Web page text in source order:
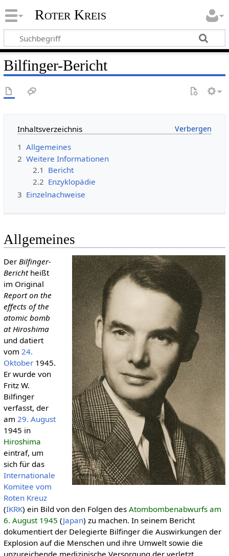
Roter Kreis
Bilfinger-Bericht
Inhaltsverzeichnis
1 Allgemeines
2 Weitere Informationen
2.1 Bericht
2.2 Enzyklopädie
3 Einzelnachweise
Allgemeines
Der Bilfinger-
Berichtheißt
im Original
Report on the
effects of the
atomic bomb
at Hiroshima
und datiert
vom 24.
Oktober1945.
Er wurde von
Fritz W.
Bilfinger
verfasst, der
am 29. August
1945 in
Hiroshima
eintraf, um
sich für das
Inter­nationale
Komitee vom
Roten Kreuz
(IKRK) ein Bild von den Folgen des Atombombenabwurfs am
6. August 1945 (Japan) zu machen. In seinem Bericht
dokumentiert der Delegierte Bilfinger die Auswirkungen der
Explosion auf die Menschen und ihre Umwelt sowie die